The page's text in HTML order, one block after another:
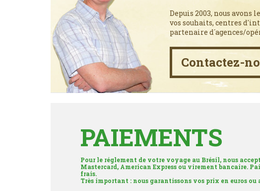
Depuis 2003, nous avons
vos souhaits, centres
partenaire d´agences/
Contactez-
PAIEMENTS
Pour le réglement de votre voyage au Brésil, nous
Mastercard, American Express ou virement bancaire.
frais.
Très important : nous garantissons vos prix en euros ou